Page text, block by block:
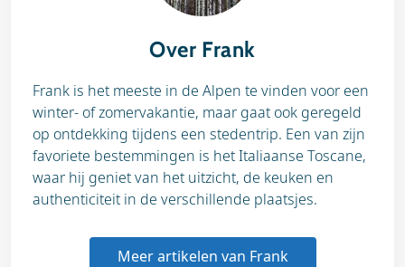
Over Frank
Frank is het meeste in de Alpen te vinden voor een
winter- of zomervakantie, maar gaat ook geregeld
op ontdekking tijdens een stedentrip. Een van zijn
favoriete bestemmingen is het Italiaanse Toscane,
waar hij geniet van het uitzicht, de keuken en
authenticiteit in de verschillende plaatsjes.
Meer artikelen van Frank